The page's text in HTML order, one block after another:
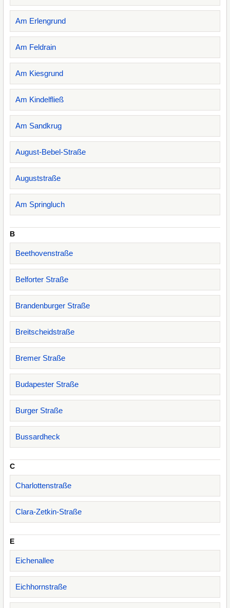
Am Erlengrund
Am Feldrain
Am Kiesgrund
Am Kindelfließ
Am Sandkrug
August-Bebel-Straße
Auguststraße
Am Springluch
B
Beethovenstraße
Belforter Straße
Brandenburger Straße
Breitscheidstraße
Bremer Straße
Budapester Straße
Burger Straße
Bussardheck
C
Charlottenstraße
Clara-Zetkin-Straße
E
Eichenallee
Eichhornstraße